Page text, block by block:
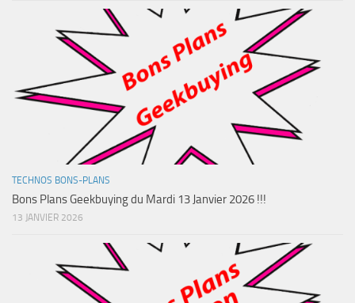
TECHNOS BONS-PLANS
Bons Plans Geekbuying du Mardi 13 Janvier 2026 !!!
13 JANVIER 2026